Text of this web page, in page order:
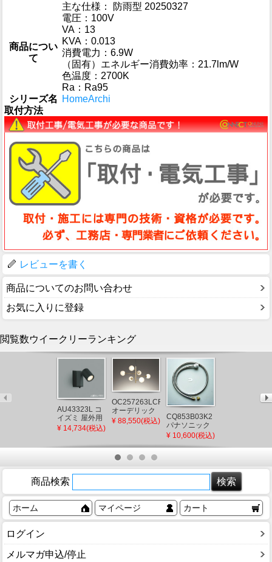
主な仕様： 防雨型 20250327
商品につい
て
電圧：100V
VA：13
KVA：0.013
消費電力：6.9W
（固有）エネルギー消費効率：21.7lm/W
色温度：2700K
Ra：Ra95
シリーズ名
HomeArchi
取付方法
レビューを書く
商品についてのお問い合わせ
お気に入りに登録
閲覧数ウイークリーランキング
AU43323L コ
イズミ 屋外用
スポットライ
¥ 14,734(税込)
OC257263LCR
オーデリック
シャンデリア
¥ 88,550(税込)
CQ853B03K2
パナソニック
シャワーホー
ス メタルホー
ス L=1200
後継品)
¥ 10,600(税込)
XAD1104LCB1
球色 調光 拡散
商品検索
ホーム マイページ カート
ログイン
メルマガ申込/停止